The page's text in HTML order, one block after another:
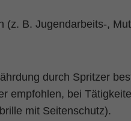
(z. B. Jugendarbeits-,
durch Spritzer
empfohlen, bei
mit Seitenschutz).